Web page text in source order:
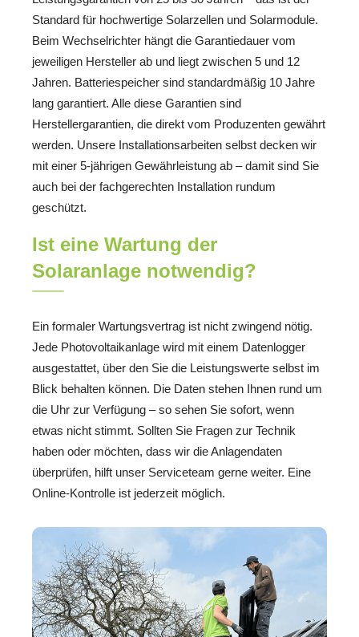
Standard für hochwertige Solarzellen und Solarmodule.
Beim Wechselrichter hängt die Garantiedauer vom
jeweiligen Hersteller ab und liegt zwischen 5 und 12
Jahren. Batteriespeicher sind standardmäßig 10 Jahre
lang garantiert. Alle diese Garantien sind
Herstellergarantien, die direkt vom Produzenten gewährt
werden. Unsere Installationsarbeiten selbst decken wir
mit einer 5-jährigen Gewährleistung ab – damit sind Sie
auch bei der fachgerechten Installation rundum
geschützt.
Ist eine Wartung der
Solaranlage notwendig?
Ein formaler Wartungsvertrag ist nicht zwingend nötig.
Jede Photovoltaikanlage wird mit einem Datenlogger
ausgestattet, über den Sie die Leistungswerte selbst im
Blick behalten können. Die Daten stehen Ihnen rund um
die Uhr zur Verfügung – so sehen Sie sofort, wenn
etwas nicht stimmt. Sollten Sie Fragen zur Technik
haben oder möchten, dass wir die Anlagendaten
überprüfen, hilft unser Serviceteam gerne weiter. Eine
Online-Kontrolle ist jederzeit möglich.